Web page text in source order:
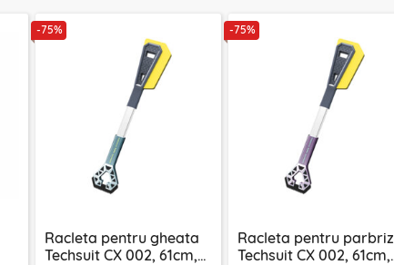
-75%
Racleta pentru gheata
Techsuit CX 002, 61cm,
-75%
Racleta pentru parbriz
Techsuit CX 002, 61cm,